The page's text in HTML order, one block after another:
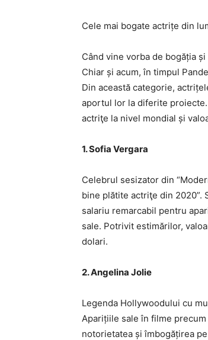
Cele mai bogate actrițe din
Când vine vorba de bogăția
Chiar și acum, în timpul
Din această categorie,
aportul lor la diferite
actriţe la nivel mondial și
1. Sofia Vergara
Celebrul sesizator din
bine plătite actriţe din 2020”.
salariu remarcabil pentru
sale. Potrivit estimărilor,
dolari.
2. Angelina Jolie
Legenda Hollywoodului cu
Aparițiile sale în filme precum
notorietatea și îmbogățirea